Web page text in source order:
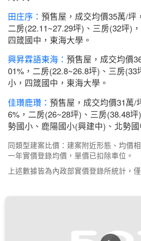
田庄序： 預售屋，成交均價35萬/坪
二房(22.11~27.29坪)、三房(32坪)
四箴國中，東海大學。
興昇霖語東海： 預售屋，成交均價
01%，二房(22.8~26.8坪)、三房(33
小，四箴國中，東海大學。
佳瓚鹿瓚： 預售屋，成交均價31萬/
6%，二房(26~28坪)、三房(38.48
勢國小、鹿陽國小(興建中)、北勢國
同類型建案比價：建案附近形態、均價
一年實價登錄均價，單價已扣除車位。
上述數據皆為內政部實價登錄所統計，